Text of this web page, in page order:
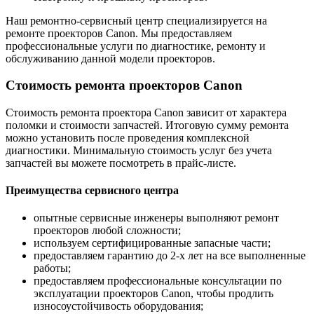
Наш ремонтно-сервисный центр специализируется на
ремонте проекторов Canon. Мы предоставляем
профессиональные услуги по диагностике, ремонту и
обслуживанию данной модели проекторов.
Стоимость ремонта проекторов Canon
Стоимость ремонта проектора Canon зависит от характера
поломки и стоимости запчастей. Итоговую сумму ремонта
можно установить после проведения комплексной
диагностики. Минимальную стоимость услуг без учета
запчастей вы можете посмотреть в прайс-листе.
Преимущества сервисного центра
опытные сервисные инженеры выполняют ремонт
проекторов любой сложности;
используем сертифицированные запасные части;
предоставляем гарантию до 2-х лет на все выполненные
работы;
предоставляем профессиональные консультации по
эксплуатации проекторов Canon, чтобы продлить
износоустойчивость оборудования;